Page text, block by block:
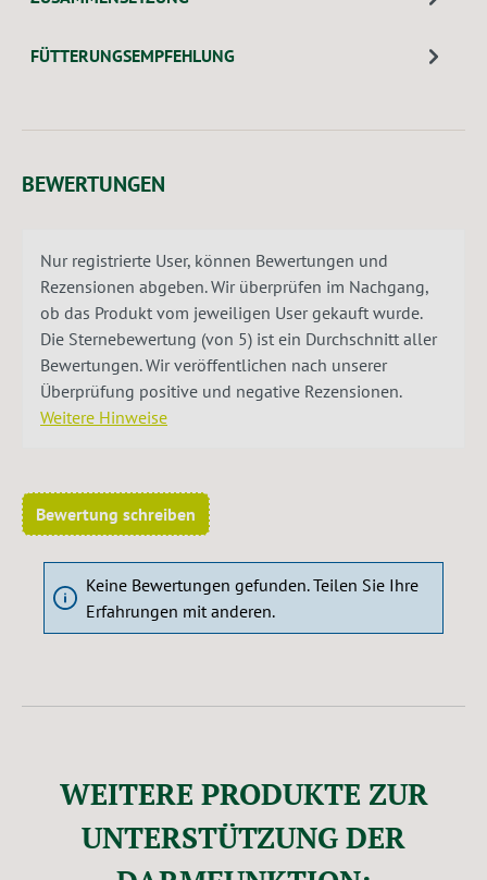
FÜTTERUNGSEMPFEHLUNG
BEWERTUNGEN
Nur registrierte User, können Bewertungen und
Rezensionen abgeben. Wir überprüfen im Nachgang,
ob das Produkt vom jeweiligen User gekauft wurde.
Die Sternebewertung (von 5) ist ein Durchschnitt aller
Bewertungen. Wir veröffentlichen nach unserer
Überprüfung positive und negative Rezensionen.
Weitere Hinweise
Bewertung schreiben
Keine Bewertungen gefunden. Teilen Sie Ihre
Erfahrungen mit anderen.
WEITERE PRODUKTE ZUR
UNTERSTÜTZUNG DER